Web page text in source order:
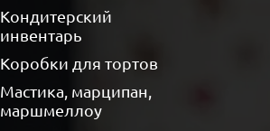
Кондитерский
инвентарь
Коробки для тортов
Мастика, марципан,
маршмеллоу